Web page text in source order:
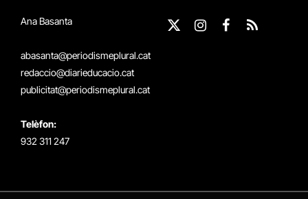
Ana Basanta
abasanta@periodismeplural.cat
redaccio@diarieducacio.cat
publicitat@periodismeplural.cat
Telèfon:
932 311 247
X
Instagram
Facebook
RSS